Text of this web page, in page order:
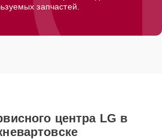
запчастей.
центра LG в